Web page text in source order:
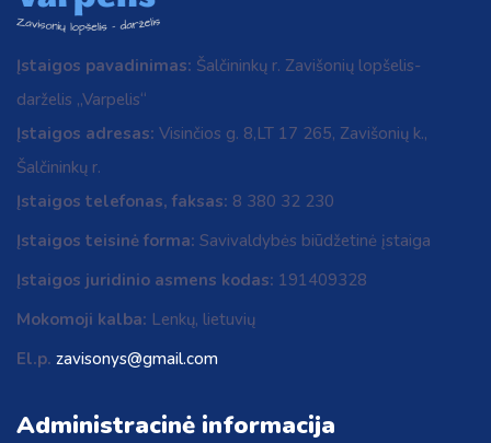
Įstaigos pavadinimas: Šalčininkų r. Zavišonių lopšelis-
darželis „Varpelis“
Įstaigos adresas: Visinčios g. 8,LT 17 265, Zavišonių k.,
Šalčininkų r.
Įstaigos telefonas, faksas: 8 380 32 230
Įstaigos teisinė forma: Savivaldybės biūdžetinė įstaiga
Įstaigos juridinio asmens kodas: 191409328
Mokomoji kalba: Lenkų, lietuvių
El.p. zavisonys@gmail.com
Administracinė informacija